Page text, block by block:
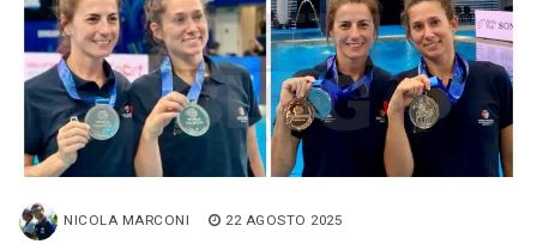
NICOLA MARCONI 22 AGOSTO 2025